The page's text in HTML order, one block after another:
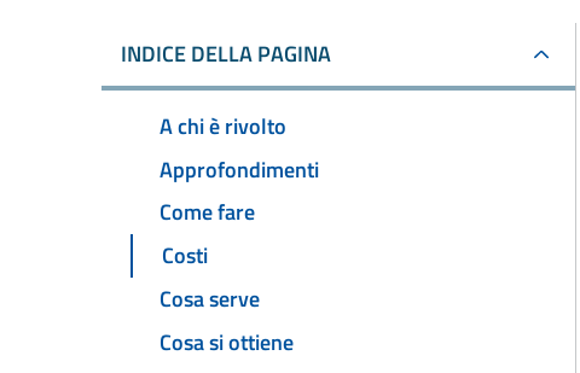
INDICE DELLA PAGINA
A chi è rivolto
Approfondimenti
Come fare
Costi
Cosa serve
Cosa si ottiene